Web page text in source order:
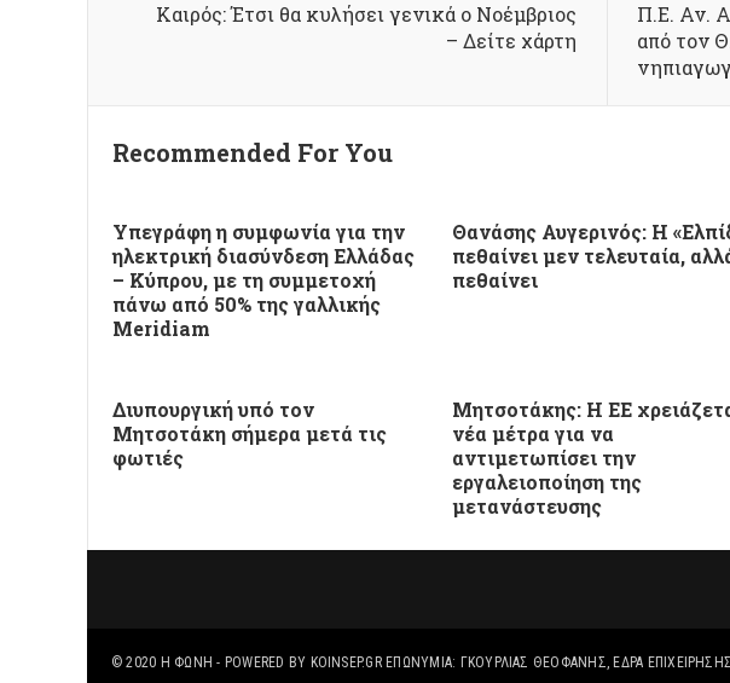
Καιρός: Έτσι θα κυλήσει γενικά ο Νοέμβριος
– Δείτε χάρτη
Π.Ε. Αν.
από τον
Recommended For You
Υπεγράφη η συμφωνία για την
ηλεκτρική διασύνδεση Ελλάδας
– Κύπρου, με τη συμμετοχή
πάνω από 50% της γαλλικής
Meridiam
Θανάσης Αυγερινός: Η
πεθαίνει μεν τελευταία,
πεθαίνει
Διυπουργική υπό τον
Μητσοτάκη σήμερα μετά τις
φωτιές
Μητσοτάκης: Η ΕΕ
νέα μέτρα για να
αντιμετωπίσει την
εργαλειοποίηση της
μετανάστευσης
© 2020 Η ΦΩΝΉ - POWERED BY KOINSEP.GRΕΠΩΝΥΜΊΑ: ΓΚΟΥΡΛΙΑΣ ΘΕΟΦΑΝΗΣ, ΈΔΡΑ